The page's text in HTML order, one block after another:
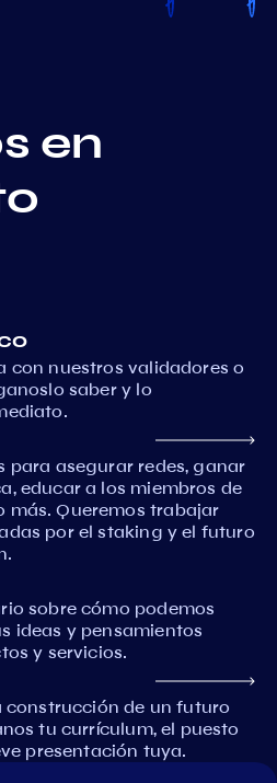
en
con nuestros validadores o
saber y lo
para asegurar redes, ganar
educar a los miembros de
más. Queremos trabajar
por el staking y el futuro
sobre cómo podemos
ideas y pensamientos
y servicios.
construcción de un futuro
tu currículum, el puesto
presentación tuya.